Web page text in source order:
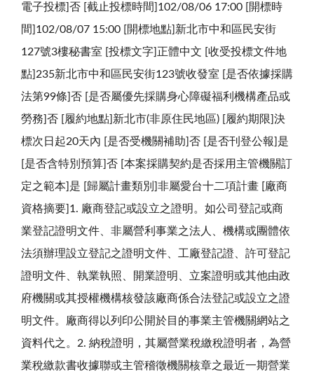
電子投標]否 [截止投標時間]102/08/06 17:00 [開標時
間]102/08/07 15:00 [開標地點]新北市中和區民安街
127號3樓秘書室 [投標文字]正體中文 [收受投標文件地
點]235新北市中和區民安街123號收發室 [是否依據採購
法第99條]否 [是否屬優先採購身心障礙福利機構產品或
勞務]否 [履約地點]新北市(非原住民地區) [履約期限]決
標次日起20天內 [是否受機關補助]否 [是否刊登公報]是
[是否含特別預算]否 [本案採購契約是否採用主管機關訂
定之範本]是 [歸屬計畫類別]非屬愛台十二項計畫 [廠商
資格摘要]1. 廠商登記或設立之證明。如公司登記或商
業登記證明文件、非屬營利事業之法人、機構或團體依
法須辦理設立登記之證明文件、工廠登記證、許可登記
證明文件、執業執照、開業證明、立案證明或其他由政
府機關或其授權機構核發該廠商係合法登記或設立之證
明文件。廠商得以列印公開於目的事業主管機關網站之
資料代之。2. 納稅證明，其屬營業稅繳稅證明者，為營
業稅繳款書收據聯或主管稽徵機關核章之最近一期營業